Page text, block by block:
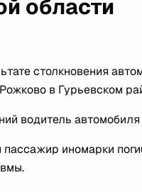
области
столкновения
в Гурьевском
водитель
иномарки